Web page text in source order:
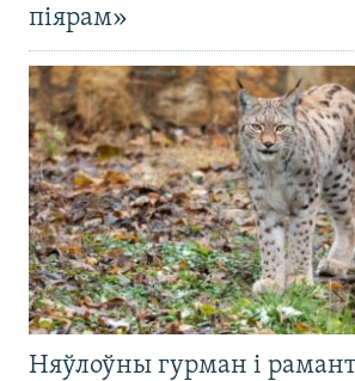
піярам»
Няўлоўны гурман і